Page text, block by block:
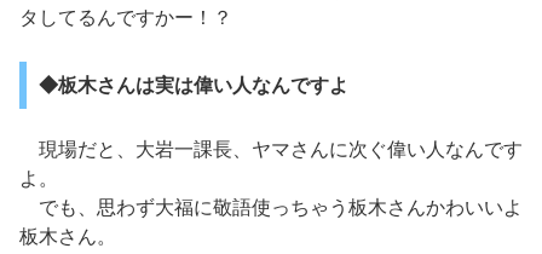
タしてるんですかー！？
◆板木さんは実は偉い人なんですよ
現場だと、大岩一課長、ヤマさんに次ぐ偉い人なんです
よ。
でも、思わず大福に敬語使っちゃう板木さんかわいいよ
板木さん。